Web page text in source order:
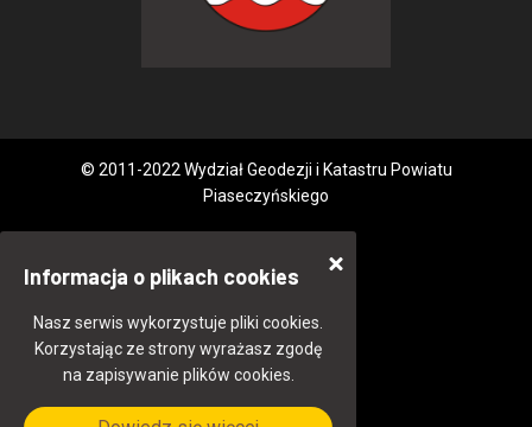
© 2011-2022 Wydział Geodezji i Katastru Powiatu
Piaseczyńskiego
Informacja o plikach cookies
Nasz serwis wykorzystuje pliki cookies.
Korzystając ze strony wyrażasz zgodę
na zapisywanie plików cookies.